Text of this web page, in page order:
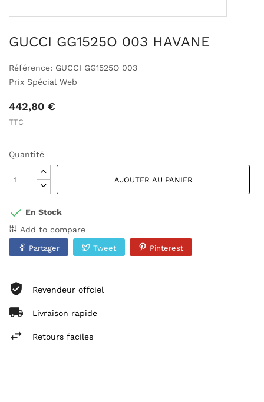
GUCCI GG1525O 003 HAVANE
Référence: GUCCI GG1525O 003
Prix Spécial Web
442,80 €
TTC
Quantité
AJOUTER AU PANIER
En Stock
Add to compare
Partager Tweet Pinterest
Revendeur offciel
Livraison rapide
Retours faciles